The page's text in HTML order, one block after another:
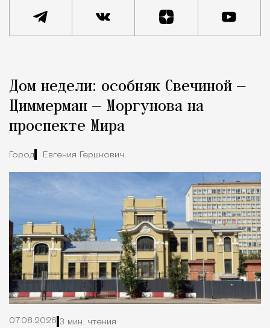
Город
Дом недели: особняк Свечиной —
Циммерман — Моргунова на
проспекте Мира
Город Евгения Гершкович
07.08.2026 3 мин. чтения